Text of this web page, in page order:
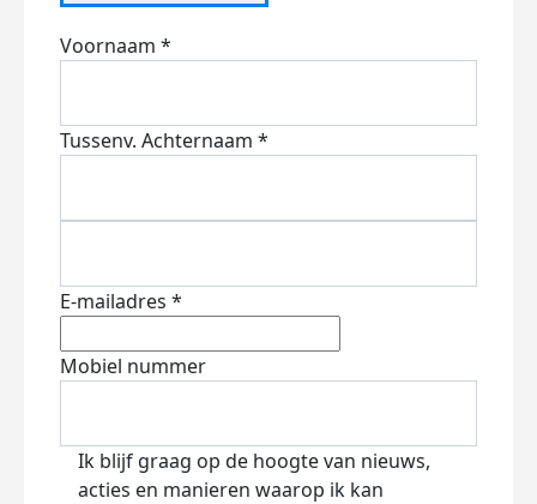
Voornaam *
Tussenv. Achternaam *
E-mailadres *
Mobiel nummer
Ik blijf graag op de hoogte van nieuws,
acties en manieren waarop ik kan